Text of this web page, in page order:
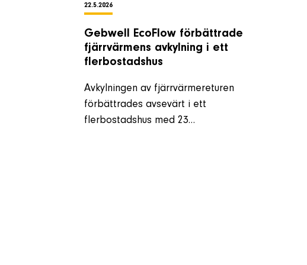
22.5.2026
Gebwell EcoFlow förbättrade
fjärrvärmens avkylning i ett
flerbostadshus
Avkylningen av fjärrvärmereturen
förbättrades avsevärt i ett
flerbostadshus med 23…